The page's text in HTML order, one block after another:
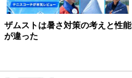
ザムストは暑さ対策の考えと性能
が違った